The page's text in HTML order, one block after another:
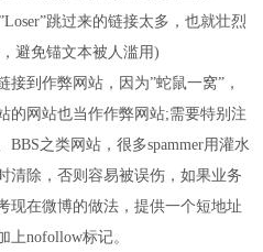
跳过来的链接太多，也就壮烈
避免锚文本被人滥用)
到作弊网站，因为”蛇鼠一窝”，
的网站也当作作弊网站;需要特别注
之类网站，很多spammer用灌水
清除，否则容易被误伤，如果业务
现在微博的做法，提供一个短地址
上nofollow标记。